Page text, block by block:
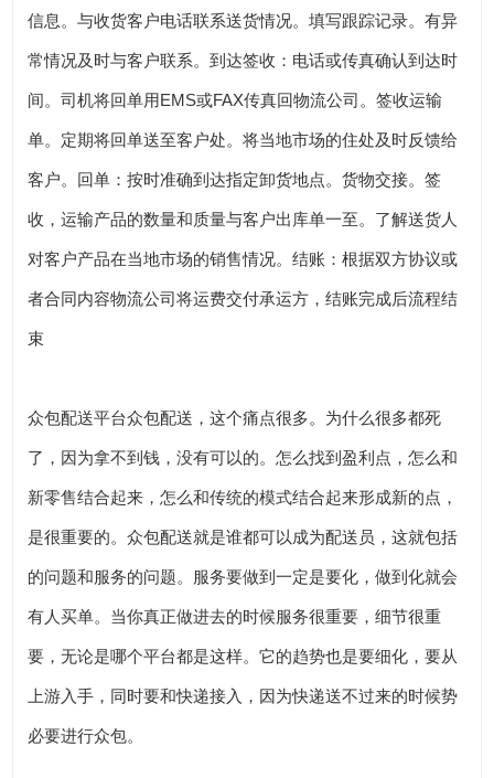
信息。与收货客户电话联系送货情况。填写跟踪记录。有异
常情况及时与客户联系。到达签收：电话或传真确认到达时
间。司机将回单用EMS或FAX传真回物流公司。签收运输
单。定期将回单送至客户处。将当地市场的住处及时反馈给
客户。回单：按时准确到达指定卸货地点。货物交接。签
收，运输产品的数量和质量与客户出库单一至。了解送货人
对客户产品在当地市场的销售情况。结账：根据双方协议或
者合同内容物流公司将运费交付承运方，结账完成后流程结
束
众包配送平台众包配送，这个痛点很多。为什么很多都死
了，因为拿不到钱，没有可以的。怎么找到盈利点，怎么和
新零售结合起来，怎么和传统的模式结合起来形成新的点，
是很重要的。众包配送就是谁都可以成为配送员，这就包括
的问题和服务的问题。服务要做到一定是要化，做到化就会
有人买单。当你真正做进去的时候服务很重要，细节很重
要，无论是哪个平台都是这样。它的趋势也是要细化，要从
上游入手，同时要和快递接入，因为快递送不过来的时候势
必要进行众包。